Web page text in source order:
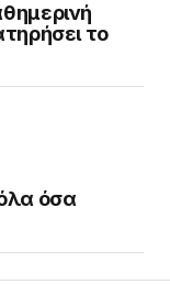
το
όσα